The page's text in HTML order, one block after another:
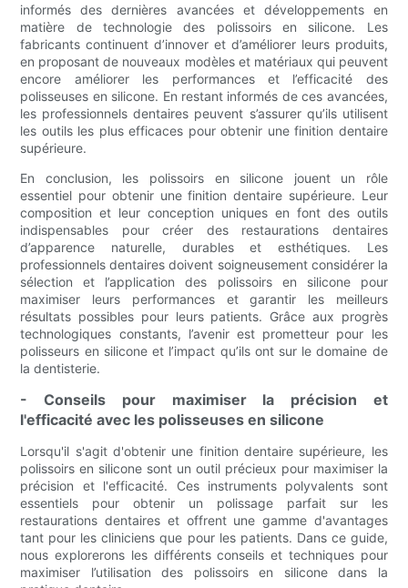
informés des dernières avancées et développements en
matière de technologie des polissoirs en silicone. Les
fabricants continuent d’innover et d’améliorer leurs produits,
en proposant de nouveaux modèles et matériaux qui peuvent
encore améliorer les performances et l’efficacité des
polisseuses en silicone. En restant informés de ces avancées,
les professionnels dentaires peuvent s’assurer qu’ils utilisent
les outils les plus efficaces pour obtenir une finition dentaire
supérieure.
En conclusion, les polissoirs en silicone jouent un rôle
essentiel pour obtenir une finition dentaire supérieure. Leur
composition et leur conception uniques en font des outils
indispensables pour créer des restaurations dentaires
d’apparence naturelle, durables et esthétiques. Les
professionnels dentaires doivent soigneusement considérer la
sélection et l’application des polissoirs en silicone pour
maximiser leurs performances et garantir les meilleurs
résultats possibles pour leurs patients. Grâce aux progrès
technologiques constants, l’avenir est prometteur pour les
polisseurs en silicone et l’impact qu’ils ont sur le domaine de
la dentisterie.
- Conseils pour maximiser la précision et
l'efficacité avec les polisseuses en silicone
Lorsqu'il s'agit d'obtenir une finition dentaire supérieure, les
polissoirs en silicone sont un outil précieux pour maximiser la
précision et l'efficacité. Ces instruments polyvalents sont
essentiels pour obtenir un polissage parfait sur les
restaurations dentaires et offrent une gamme d'avantages
tant pour les cliniciens que pour les patients. Dans ce guide,
nous explorerons les différents conseils et techniques pour
maximiser l’utilisation des polissoirs en silicone dans la